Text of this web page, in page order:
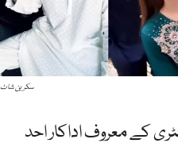
سکرین شاٹ
کے معروف اداکار احد